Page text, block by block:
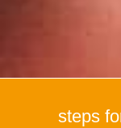
steps